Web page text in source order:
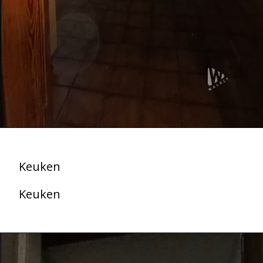
Keuken
Keuken